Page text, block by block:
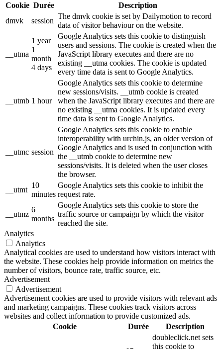
Cookie Durée
Description
dmvk
session
The dmvk cookie is set by Dailymotion to record
data of visitor behaviour on the website.
__utma
1 year
1
month
4 days
Google Analytics sets this cookie to distinguish
users and sessions. The cookie is created when the
JavaScript library executes and there are no
existing __utma cookies. The cookie is updated
every time data is sent to Google Analytics.
__utmb 1 hour
Google Analytics sets this cookie to determine
new sessions/visits. __utmb cookie is created
when the JavaScript library executes and there are
no existing __utma cookies. It is updated every
time data is sent to Google Analytics.
__utmc session
Google Analytics sets this cookie to enable
interoperability with urchin.js, an older version of
Google Analytics and is used in conjunction with
the __utmb cookie to determine new
sessions/visits. It is deleted when the user closes
the browser.
__utmt
10
minutes
Google Analytics sets this cookie to inhibit the
request rate.
__utmz
6
months
Google Analytics sets this cookie to store the
traffic source or campaign by which the visitor
reached the site.
Analytics
Analytics
Analytical cookies are used to understand how visitors interact with
the website. These cookies help provide information on metrics the
number of visitors, bounce rate, traffic source, etc.
Advertisement
Advertisement
Advertisement cookies are used to provide visitors with relevant ads
and marketing campaigns. These cookies track visitors across
websites and collect information to provide customized ads.
Cookie
Durée Description
doubleclick.net sets
this cookie to